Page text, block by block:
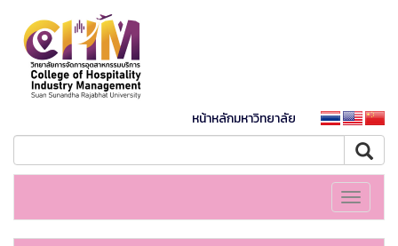
หน้าหลักมหาวิทยาลัย
Toggle